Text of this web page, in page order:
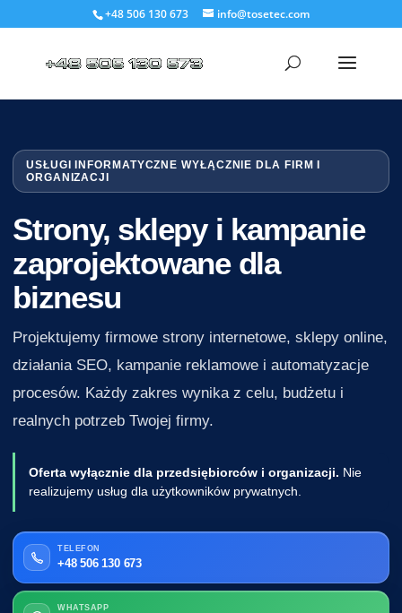
+48 506 130 673 info@tosetec.com
USŁUGI INFORMATYCZNE WYŁĄCZNIE DLA FIRM I
ORGANIZACJI
Strony, sklepy i kampanie
zaprojektowane dla
biznesu
Projektujemy firmowe strony internetowe, sklepy online,
działania SEO, kampanie reklamowe i automatyzacje
procesów. Każdy zakres wynika z celu, budżetu i
realnych potrzeb Twojej firmy.
Oferta wyłącznie dla przedsiębiorców i organizacji. Nie
realizujemy usług dla użytkowników prywatnych.
TELEFON
+48 506 130 673
WHATSAPP